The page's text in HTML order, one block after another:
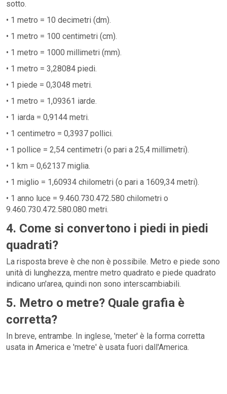
sotto.
• 1 metro = 10 decimetri (dm).
• 1 metro = 100 centimetri (cm).
• 1 metro = 1000 millimetri (mm).
• 1 metro = 3,28084 piedi.
• 1 piede = 0,3048 metri.
• 1 metro = 1,09361 iarde.
• 1 iarda = 0,9144 metri.
• 1 centimetro = 0,3937 pollici.
• 1 pollice = 2,54 centimetri (o pari a 25,4 millimetri).
• 1 km = 0,62137 miglia.
• 1 miglio = 1,60934 chilometri (o pari a 1609,34 metri).
• 1 anno luce = 9.460.730.472.580 chilometri o
9.460.730.472.580.080 metri.
4. Come si convertono i piedi in piedi
quadrati?
La risposta breve è che non è possibile. Metro e piede sono
unità di lunghezza, mentre metro quadrato e piede quadrato
indicano un'area, quindi non sono interscambiabili.
5. Metro o metre? Quale grafia è
corretta?
In breve, entrambe. In inglese, 'meter' è la forma corretta
usata in America e 'metre' è usata fuori dall'America.